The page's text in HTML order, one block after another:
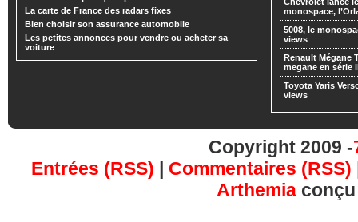
La carte de France des radars fixes
Bien choisir son assurance automobile
Les petites annonces pour vendre ou acheter sa
voiture
monospace,
5008, le
views
Renault Mégane
megane en série
Toyota Yaris
views
Copyright 2009 -
Entrées (RSS) | Commentaires (RSS)
Arthemia